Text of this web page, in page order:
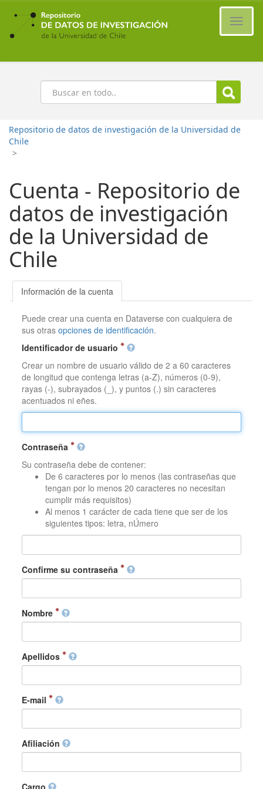
Ir
contenido
principal
Buscar
Repositorio de datos de investigación de la Universidad de
Chile
>
Cuenta - Repositorio de
datos de investigación
de la Universidad de
Chile
Información de la cuenta
Puede crear una cuenta en Dataverse con cualquiera de
sus otrasopciones de identificación.
Identificador de usuario
Crear un nombre de usuario válido de 2 a 60 caracteres
de longitud que contenga letras (a-Z), números (0-9),
rayas (-), subrayados (_), y puntos (.) sin caracteres
acentuados ni eñes.
Contraseña
Su contraseña debe de contener:
De 6 caracteres por lo menos (las contraseñas que
tengan por lo menos 20 caracteres no necesitan
cumplir más requisitos)
Al menos 1 carácter de cada tiene que ser de los
siguientes tipos: letra, nÚmero
Confirme su contraseña
Nombre
Apellidos
E-mail
Afiliación
Cargo